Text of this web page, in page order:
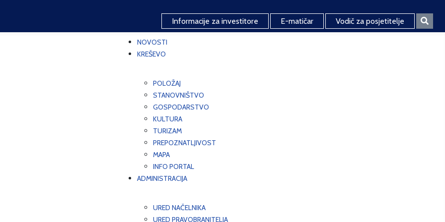
Informacije za investitore E-matičar Vodič za posjetitelje
NOVOSTI
KREŠEVO
POLOŽAJ
STANOVNIŠTVO
GOSPODARSTVO
KULTURA
TURIZAM
PREPOZNATLJIVOST
MAPA
INFO PORTAL
ADMINISTRACIJA
URED NAČELNIKA
URED PRAVOBRANITELJA